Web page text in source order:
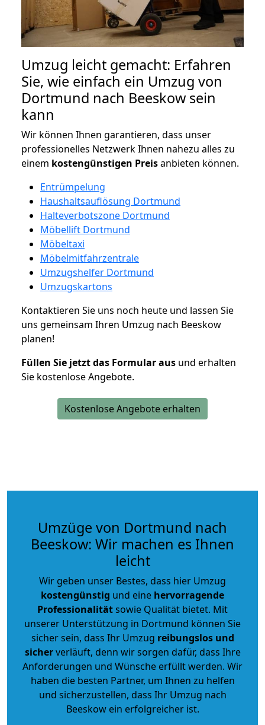
Umzug leicht gemacht: Erfahren
Sie, wie einfach ein Umzug von
Dortmund nach Beeskow sein
kann
Wir können Ihnen garantieren, dass unser
professionelles Netzwerk Ihnen nahezu alles zu
einem kostengünstigen Preisanbieten können.
Entrümpelung
Haushaltsauflösung Dortmund
Halteverbotszone Dortmund
Möbellift Dortmund
Möbeltaxi
Möbelmitfahrzentrale
Umzugshelfer Dortmund
Umzugskartons
Kontaktieren Sie uns noch heute und lassen Sie
uns gemeinsam Ihren Umzug nach Beeskow
planen!
Füllen Sie jetzt das Formular aus und erhalten
Sie kostenlose Angebote.
Kostenlose Angebote erhalten
Umzüge von Dortmund nach
Beeskow: Wir machen es Ihnen
leicht
Wir geben unser Bestes, dass hier Umzug
kostengünstig und eine hervorragende
Professionalitätsowie Qualität bietet. Mit
unserer Unterstützung in Dortmund können Sie
sicher sein, dass Ihr Umzug reibungslos und
sicherverläuft, denn wir sorgen dafür, dass Ihre
Anforderungen und Wünsche erfüllt werden. Wir
haben die besten Partner, um Ihnen zu helfen
und sicherzustellen, dass Ihr Umzug nach
Beeskow ein erfolgreicher ist.